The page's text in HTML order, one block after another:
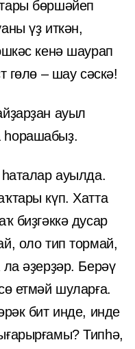
бөршәйеп
үҙ иткән,
кенә шаурап
гөлө – шау сәскә!
ауыл
һорашабыҙ.
ауылда.
күп. Хатта
биҙгәккә дусар
оло тип тормай,
әҙерҙәр. Берәү
етмәй шуларға.
бит инде, инде
Типһә,